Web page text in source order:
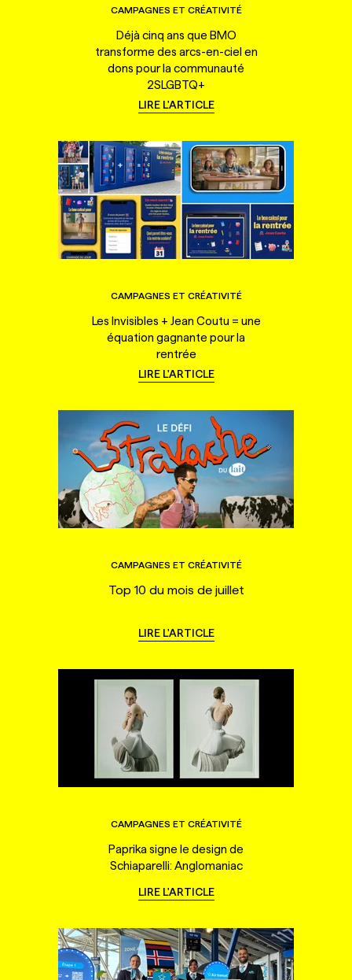
CAMPAGNES ET CRÉATIVITÉ
Déjà cinq ans que BMO
transforme des arcs-en-ciel en
dons pour la communauté
2SLGBTQ+
LIRE L'ARTICLE
CAMPAGNES ET CRÉATIVITÉ
Les Invisibles + Jean Coutu = une
équation gagnante pour la
rentrée
LIRE L'ARTICLE
CAMPAGNES ET CRÉATIVITÉ
Top 10 du mois de juillet
LIRE L'ARTICLE
CAMPAGNES ET CRÉATIVITÉ
Paprika signe le design de
Schiaparelli: Anglomaniac
LIRE L'ARTICLE